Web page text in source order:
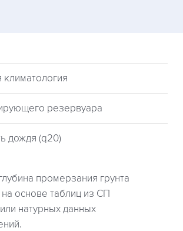
климатология
резервуара
дождя (q20)
промерзания грунта
основе таблиц из СП
или натурных данных